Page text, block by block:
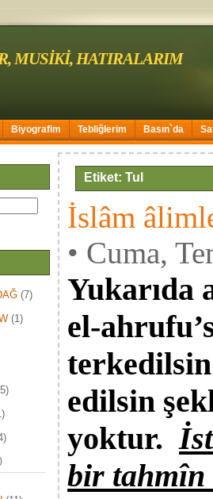
MUSİKİ, HATIRALARIM
Biyografim Tebliğlerim Basın`da
(7)
(1)
Etiket: Tul
İslâm
• Cuma,
Yukarıda
el-
edilsin
yoktur.
bir tahmîn